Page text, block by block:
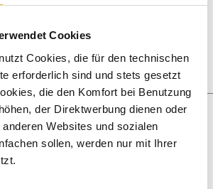
Cookies
Cookies, die für den technischen
erforderlich sind und stets gesetzt
die den Komfort bei Benutzung
der Direktwerbung dienen oder
Websites und sozialen
sollen, werden nur mit Ihrer
Nuc box